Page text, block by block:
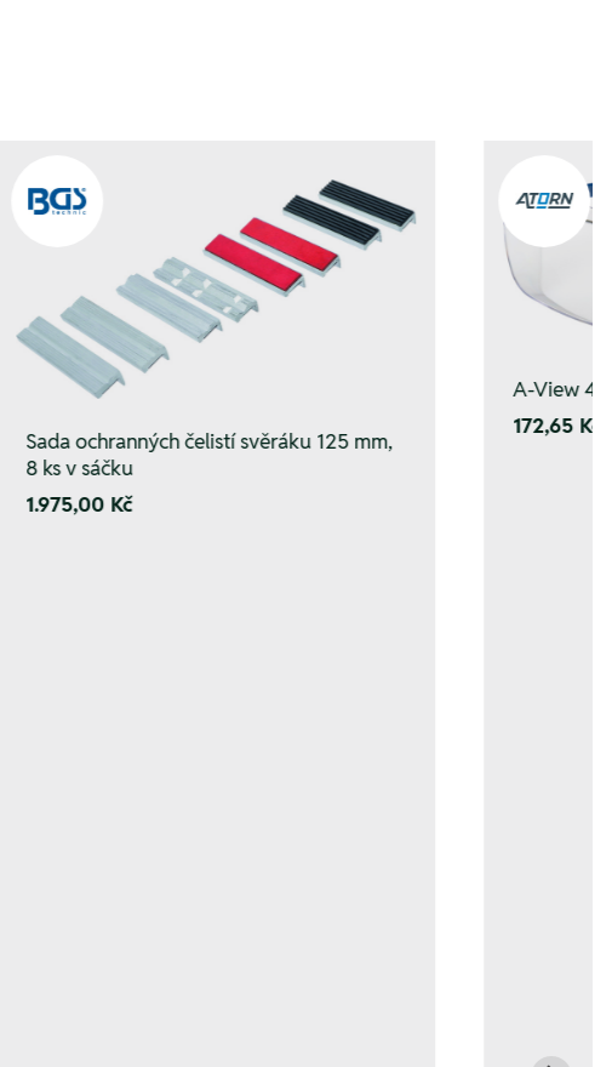
Sada ochranných čelistí svěráku 125 mm,
8 ks v sáčku
1.975,00 Kč
A-View 4
172,65 Kč